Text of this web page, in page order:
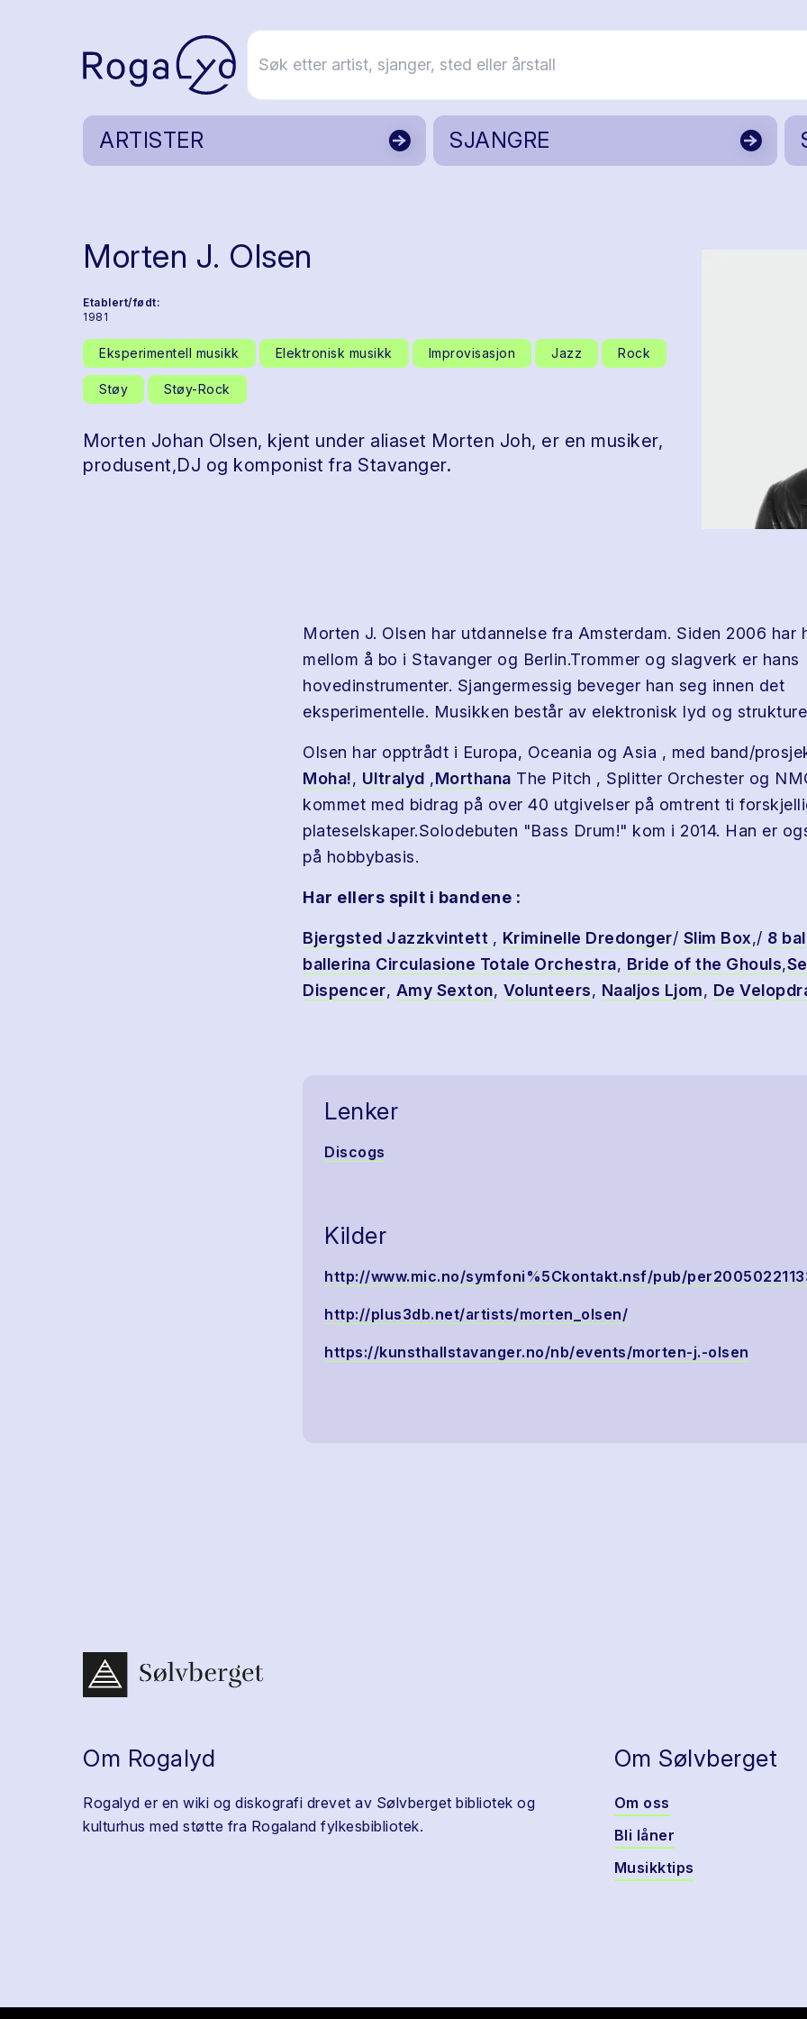
ARTISTER SJANGRE
Morten J. Olsen
Etablert/født:
1981
Eksperimentell musikk Elektronisk musikk Improvisasjon Jazz Rock
Støy Støy-Rock
Morten Johan Olsen, kjent under aliaset Morten Joh, er en musiker,
produsent,DJ og komponist fra Stavanger.
Morten J. Olsen har utdannelse fra Amsterdam. Siden 2006 har
mellom å bo i Stavanger og Berlin.Trommer og slagverk er hans
hovedinstrumenter. Sjangermessig beveger han seg innen det
eksperimentelle. Musikken består av elektronisk lyd og
Olsen har opptrådt i Europa, Oceania og Asia , med band/
Moha!, Ultralyd ,Morthana The Pitch , Splitter Orchester og
kommet med bidrag på over 40 utgivelser på omtrent ti
plateselskaper.Solodebuten "Bass Drum!" kom i 2014. Han er
på hobbybasis.
Har ellers spilt i bandene :
Bjergsted Jazzkvintett , Kriminelle Dredonger/ Slim Box,/ 8
ballerina Circulasione Totale Orchestra, Bride of the Ghouls,
Dispencer, Amy Sexton, Volunteers, Naaljos Ljom, De
Lenker
Discogs
Kilder
http://www.mic.no/symfoni%5Ckontakt.nsf/pub/
http://plus3db.net/artists/morten_olsen/
https://kunsthallstavanger.no/nb/events/morten-j.-olsen
Om Rogalyd
Rogalyd er en wiki og diskografi drevet av Sølvberget bibliotek og
kulturhus med støtte fra Rogaland fylkesbibliotek.
Om Sølvberget
Om oss
Bli låner
Musikktips